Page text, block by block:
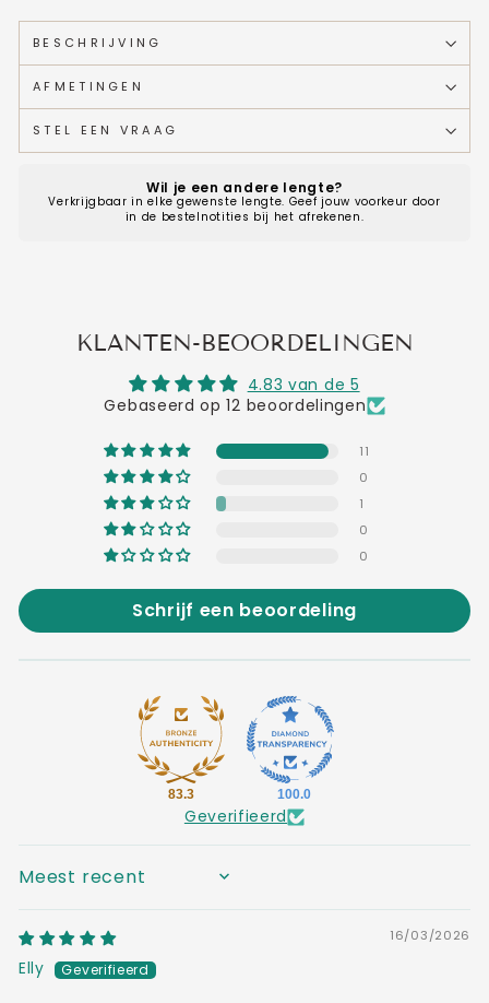
BESCHRIJVING
AFMETINGEN
STEL EEN VRAAG
Wil je een andere lengte?
Verkrijgbaar in elke gewenste lengte. Geef jouw voorkeur door
in de bestelnotities bij het afrekenen.
KLANTEN-BEOORDELINGEN
4.83 van de 5
Gebaseerd op 12 beoordelingen
11
0
1
0
0
Schrijf een beoordeling
83.3 100.0
Geverifieerd
SORT BY
16/03/2026
Elly